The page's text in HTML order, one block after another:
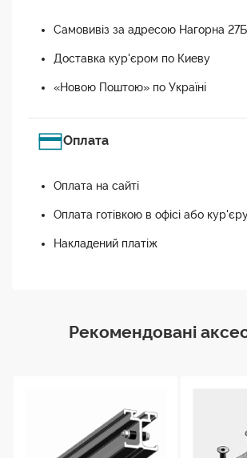
Самовивіз за адресою Нагорна 27Б
Доставка кур'єром по Киеву
«Новою Поштою» по Україні
Оплата
Оплата на сайті
Оплата готівкою в офісі або
Накладений платіж
Рекомендовані